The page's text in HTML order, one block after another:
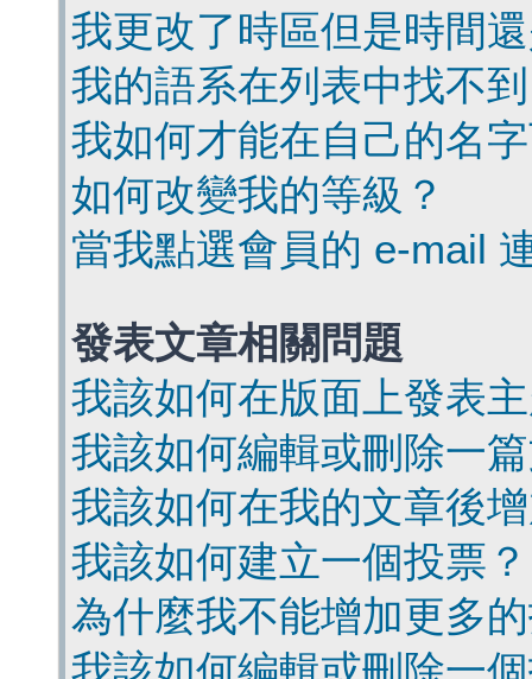
我更改了時區但是時間
我的語系在列表中找不
我如何才能在自己的名
如何改變我的等級？
當我點選會員的 e-mail
發表文章相關問題
我該如何在版面上發表
我該如何編輯或刪除一
我該如何在我的文章後
我該如何建立一個投票？
為什麼我不能增加更多